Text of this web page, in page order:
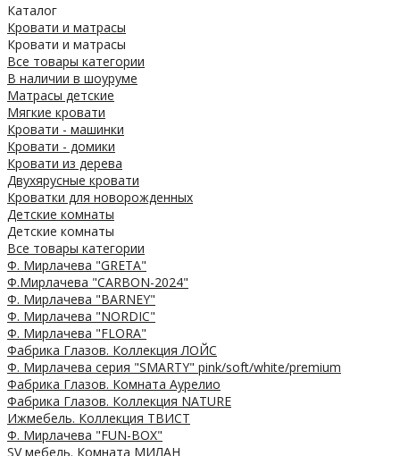
Каталог
Кровати и матрасы
Кровати и матрасы
Все товары категории
В наличии в шоуруме
Матрасы детские
Мягкие кровати
Кровати - машинки
Кровати - домики
Кровати из дерева
Двухярусные кровати
Кроватки для новорожденных
Детские комнаты
Детские комнаты
Все товары категории
Ф. Мирлачева "GRETA"
Ф.Мирлачева "CARBON-2024"
Ф. Мирлачева "BARNEY"
Ф. Мирлачева "NORDIC"
Ф. Мирлачева "FLORA"
Фабрика Глазов. Коллекция ЛОЙС
Ф. Мирлачева серия "SMARTY" pink/soft/white/premium
Фабрика Глазов. Комната Аурелио
Фабрика Глазов. Коллекция NATURE
Ижмебель. Коллекция ТВИСТ
Ф. Мирлачева "FUN-BOX"
SV мебель. Комната МИЛАН